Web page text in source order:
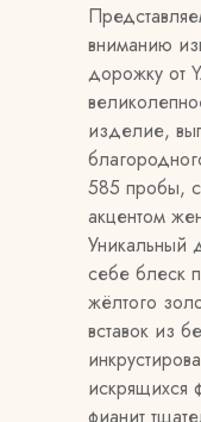
вниманию
дорожку от
изделие,
585 пробы,
акцентом
Уникальный
себе блеск
жёлтого
вставок из
искрящихся
фианит